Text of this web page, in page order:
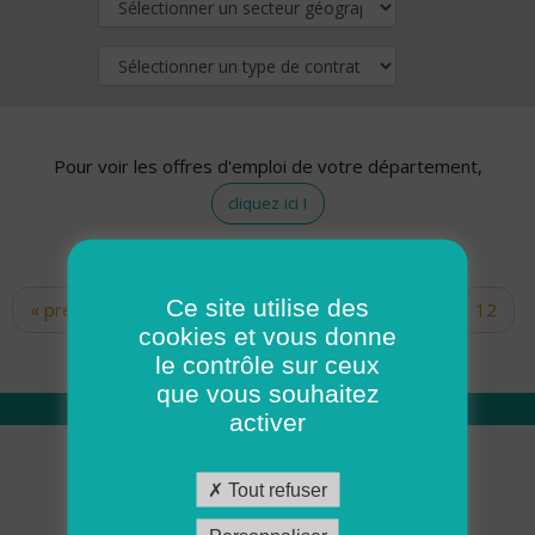
Pour voir les offres d'emploi de votre département,
cliquez ici !
Pages
« premier ‹ précédent … 10
12
14 15 16 17
Qui sommes nous
Académie ADMR
Ce site utilise des
cookies et vous donne
le contrôle sur ceux
que vous souhaitez
activer
Tout refuser